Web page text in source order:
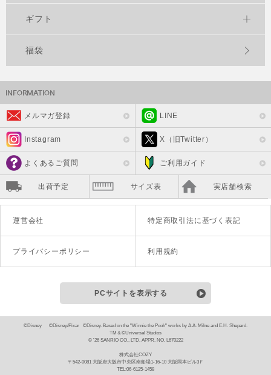
ギフト
福袋
メルマガ登録 LINE
Instagram X（旧Twitter）
よくあるご質問 ご利用ガイド
出荷予定 サイズ表 実店舗検索
運営会社 特定商取引法に基づく表記
プライバシーポリシー 利用規約
PCサイトを表示する
©Disney ©Disney/Pixar ©Disney. Based on the "Winnie the Pooh" works by A.A. Milne and E.H. Shepard.
TM＆©Universal Studios
© '26 SANRIO CO., LTD. APPR. NO. L670222
株式会社COZY
〒542-0081 大阪府大阪市中央区南船場1-16-10 大阪岡本ビル3Ｆ
TEL:06-6125-1458